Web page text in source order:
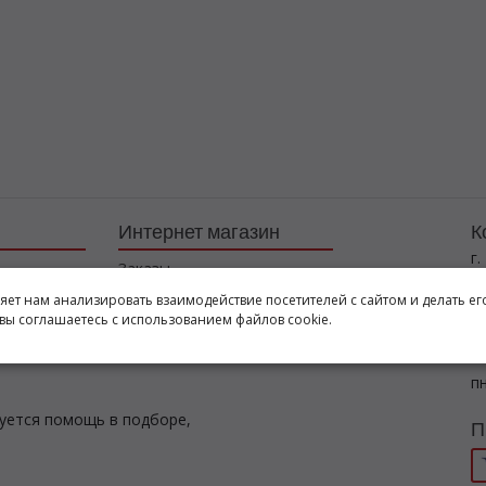
Интернет магазин
Заказы
Корзина
Баланс
помощь в подборе,
нам анализировать взаимодействие посетителей с сайтом и делать
соглашаетесь с использованием файлов cookie.